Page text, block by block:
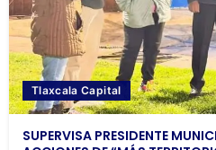
Tlaxcala Capital
SUPERVISA PRESIDENTE